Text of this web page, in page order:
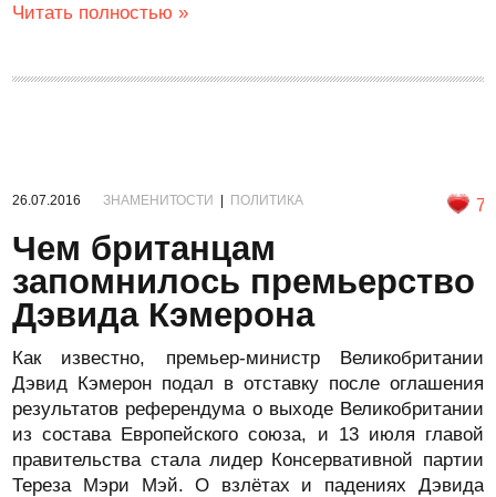
Читать полностью »
26.07.2016 ЗНАМЕНИТОСТИ ПОЛИТИКА 7
Чем британцам
запомнилось премьерство
Дэвида Кэмерона
Как известно, премьер-министр Великобритании
Дэвид Кэмерон подал в отставку после оглашения
результатов референдума о выходе Великобритании
из состава Европейского союза, и 13 июля главой
правительства стала лидер Консервативной партии
Тереза Мэри Мэй. О взлётах и падениях Дэвида